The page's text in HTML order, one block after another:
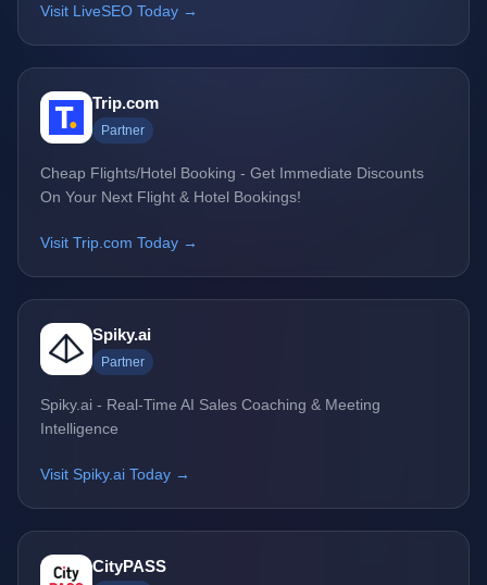
Visit LiveSEO Today →
Trip.com
Partner
Cheap Flights/Hotel Booking - Get Immediate Discounts
On Your Next Flight & Hotel Bookings!
Visit Trip.com Today →
Spiky.ai
Partner
Spiky.ai - Real-Time AI Sales Coaching & Meeting
Intelligence
Visit Spiky.ai Today →
CityPASS